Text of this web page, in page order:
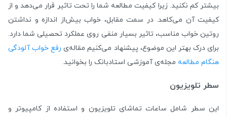
بیشتر کم نکنید. زیرا کیفیت مطالعه شما را تحت تاثیر قرار می‌دهد و از
کیفیت آن می‌کاهد. در سمت مقابل، خواب بیش‌از اندازه و نداشتن
روتین خواب مناسب، تاثیر بسیار منفی روی عملکرد تحصیلی شما دارد.
برای درک بهتر این موضوع، پیشنهاد می‌کنیم مقاله‌ی رفع خواب آلودگی
هنگام مطالعه مجله‌ی آموزشی استادبانک را بخوانید.
سطر تلویزیون
این سطر شامل ساعات تماشای تلویزیون و استفاده از کامپیوتر و